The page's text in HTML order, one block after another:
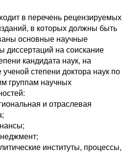
в перечень рецензируемых
, в которых должны быть
основные научные
диссертаций на соискание
кандидата наук, на
ученой степени доктора наук по
группам научных
и отраслевая
институты, процессы,